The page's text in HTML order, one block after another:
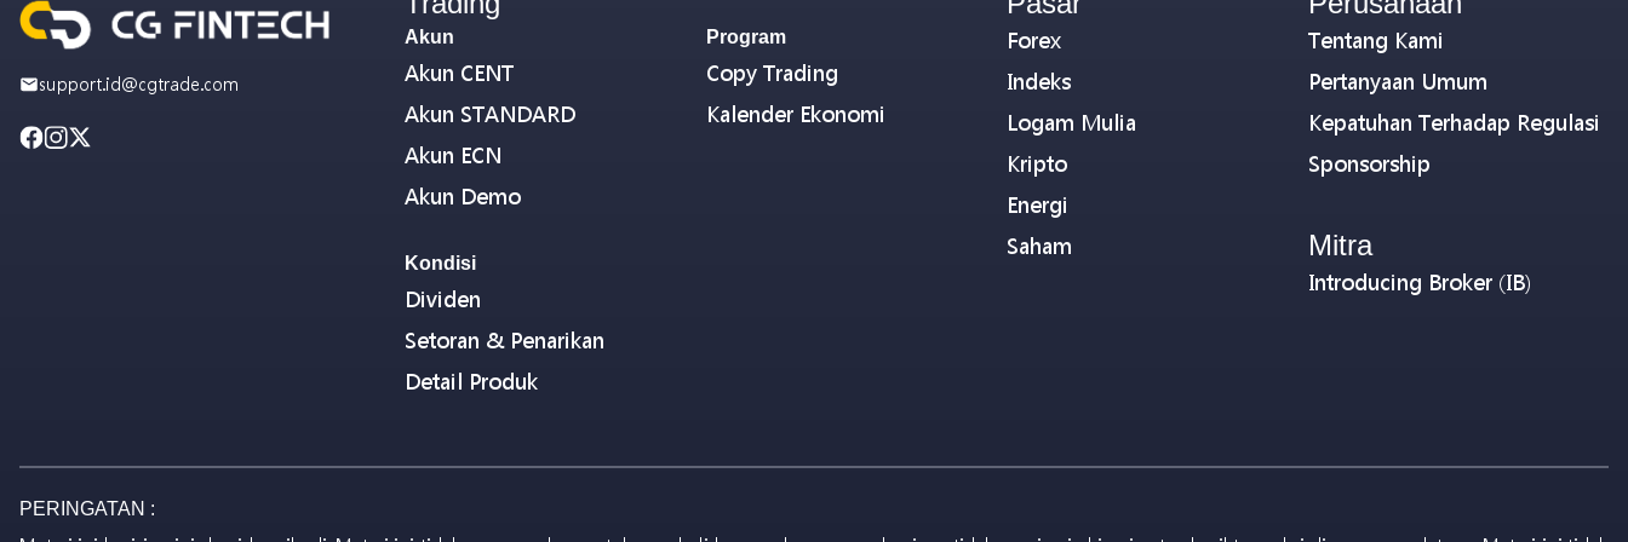
support.id@cgtrade.com
Akun
Akun CENT
Akun STANDARD
Akun ECN
Akun Demo
Kondisi
Dividen
Setoran & Penarikan
Detail Produk
Program
Copy Trading
Kalender Ekonomi
Forex
Indeks
Logam Mulia
Kripto
Energi
Saham
Tentang Kami
Pertanyaan Umum
Kepatuhan Terhadap Regulasi
Sponsorship
Mitra
Introducing Broker (IB)
PERINGATAN :